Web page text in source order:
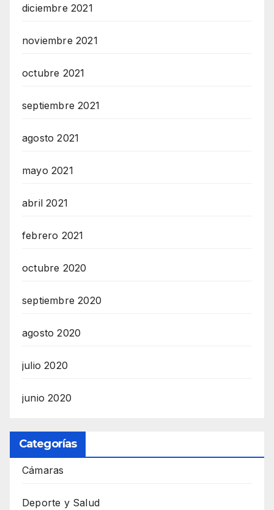
diciembre 2021
noviembre 2021
octubre 2021
septiembre 2021
agosto 2021
mayo 2021
abril 2021
febrero 2021
octubre 2020
septiembre 2020
agosto 2020
julio 2020
junio 2020
Categorías
Cámaras
Deporte y Salud